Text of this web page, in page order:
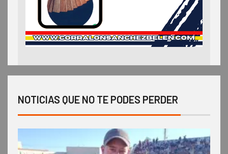
NOTICIAS QUE NO TE PODES PERDER